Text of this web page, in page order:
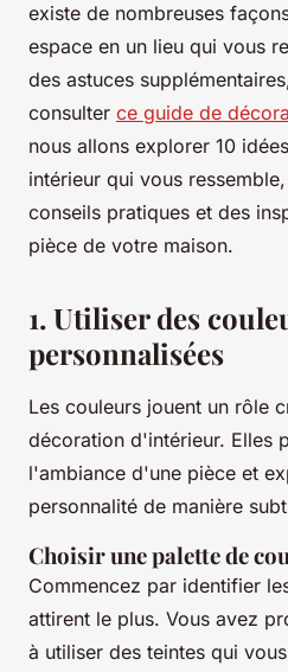
existe de nombreuses
espace en un lieu qui vous
des astuces
consulter ce guide de
nous allons explorer 10
intérieur qui vous
conseils pratiques et des
pièce de votre maison.
1. Utiliser des
personnalisées
Les couleurs jouent un rôle
décoration d'intérieur. Elles
l'ambiance d'une pièce et
personnalité de manière
Choisir une palette de
Commencez par identifier
attirent le plus. Vous avez
à utiliser des teintes qui